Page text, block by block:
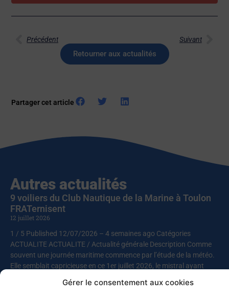
Gérer le consentement aux cookies
Précédent Suivant
Retourner aux actualités
Partager cet article
Autres actualités
9 voiliers du Club Nautique de la Marine à Toulon
FRATernisent
12 juillet 2026
1 / 5 Published 12/07/2026 – 4 semaines ago Catégories
ACTUALITE ACTUALITE / Actualité générale Description Comme
souvent une journée maritime commence par l’étude de la météo.
Elle semblait capricieuse en ce 1er juillet 2026, le mistral ayant
l’association pour la réinsertion FRAT (« Faire route avec toi »).